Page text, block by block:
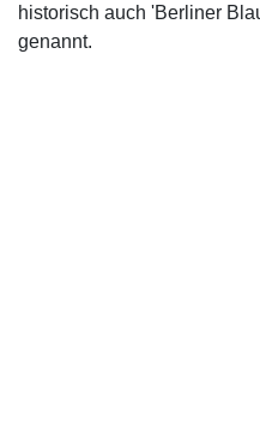
historisch auch 'Berliner
genannt.